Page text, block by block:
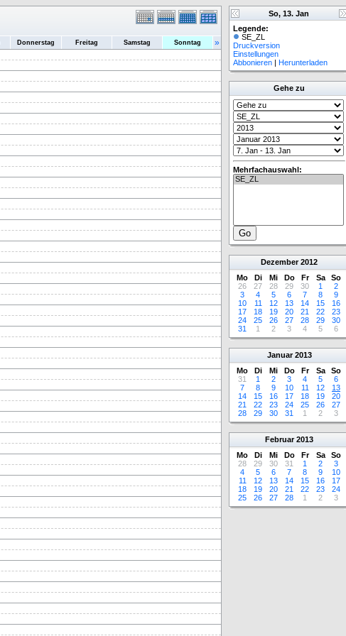
Donnerstag Freitag Samstag Sonntag »
So, 13. Jan
Legende:
SE_ZL
Druckversion
Einstellungen
Abbonieren | Herunterladen
Gehe zu
Mehrfachauswahl:
Dezember 2012
Mo
Di Mi Do Fr Sa
So
26
27 28 29 30 1
2
3
4 5 6 7 8
9
10
11 12 13 14 15
16
17
18 19 20 21 22
23
24
25 26 27 28 29
30
31
1 2 3 4 5 6
Januar 2013
Mo
Di Mi Do Fr Sa
So
31
1 2 3 4 5
6
7
8 9 10 11 12
13
14
15 16 17 18 19
20
21
22 23 24 25 26
27
28
29 30 31 1 2 3
Februar 2013
Mo
Di Mi Do Fr Sa
So
28
29 30 31 1 2
3
4
5 6 7 8 9
10
11
12 13 14 15 16
17
18
19 20 21 22 23
24
25
26 27 28 1 2 3